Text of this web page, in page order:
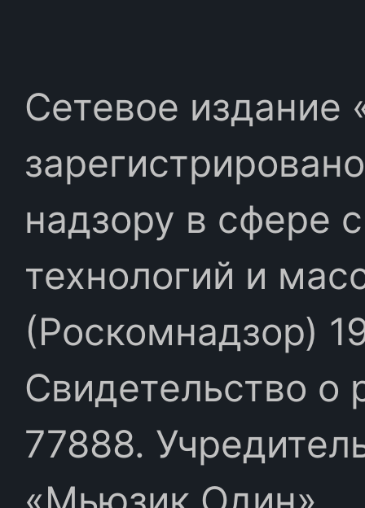
Сетевое издание
надзору в сфере
технологий и
(Роскомнадзор)
Свидетельство
77888.